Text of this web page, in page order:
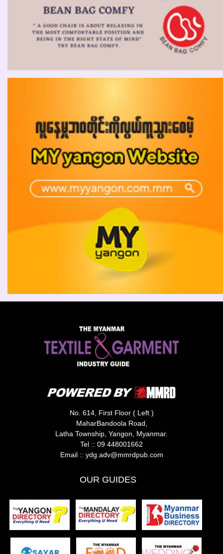
No. 614, First Floor ( Left )
MaharBandoola Road,
Latha Township, Yangon, Myanmar.
Tel :: 09 448001662
Email :: ydg.adv@mmrdpub.com
OUR GUIDES